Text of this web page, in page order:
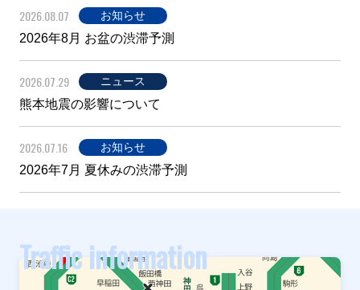
2026.08.07 お知らせ
2026年8月 お盆の渋滞予測
2026.07.29 ニュース
熊本地震の影響について
2026.07.16 お知らせ
2026年7月 夏休みの渋滞予測
Traffic information